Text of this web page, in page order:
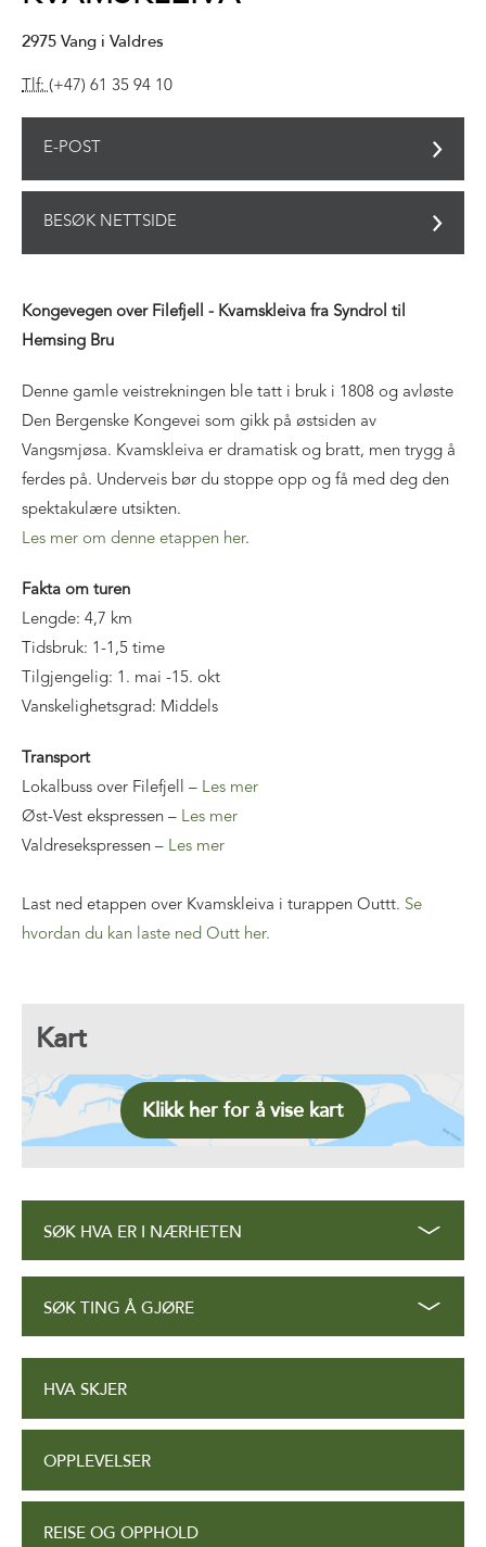
2975 Vang i Valdres
Tlf:(+47) 61 35 94 10
E-POST
BESØK NETTSIDE
Kongevegen over Filefjell - Kvamskleiva fra Syndrol til
Hemsing Bru
Denne gamle veistrekningen ble tatt i bruk i 1808 og avløste
Den Bergenske Kongevei som gikk på østsiden av
Vangsmjøsa. Kvamskleiva er dramatisk og bratt, men trygg å
ferdes på. Underveis bør du stoppe opp og få med deg den
spektakulære utsikten.
Les mer om denne etappen her.
Fakta om turen
Lengde: 4,7 km
Tidsbruk: 1-1,5 time
Tilgjengelig: 1. mai -15. okt
Vanskelighetsgrad: Middels
Transport
Lokalbuss over Filefjell – Les mer
Øst-Vest ekspressen – Les mer
Valdresekspressen – Les mer
Last ned etappen over Kvamskleiva i turappen Outtt. Se
hvordan du kan laste ned Outt her.
Kart
Klikk her for å vise kart
SØK HVA ER I NÆRHETEN
SØK TING Å GJØRE
HVA SKJER
OPPLEVELSER
REISE OG OPPHOLD